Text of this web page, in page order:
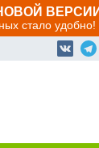
стало удобно!